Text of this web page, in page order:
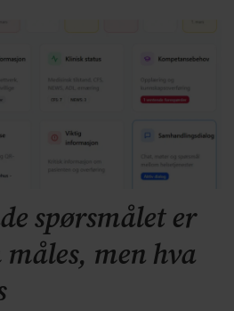
spørsmålet er
men hva